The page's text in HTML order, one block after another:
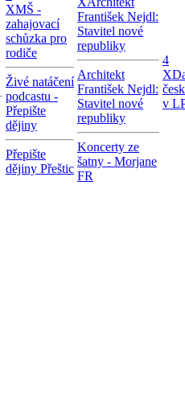
XMŠ -
zahajovací
schůzka pro
rodiče
Živé natáčení
podcastu -
Přepište
dějiny
Přepište
dějiny Přeštic
František Nejdl:
Stavitel nové
republiky
Architekt
František Nejdl:
Stavitel nové
republiky
Koncerty ze
šatny - Morjane
FR
4
X
v